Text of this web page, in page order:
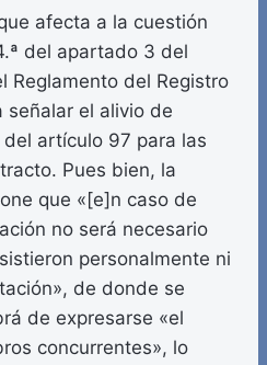
afecta a la cuestión
del apartado 3 del
Reglamento del Registro
el alivio de
artículo 97 para las
Pues bien, la
que «[e]n caso de
no será necesario
personalmente ni
de donde se
de expresarse «el
concurrentes», lo